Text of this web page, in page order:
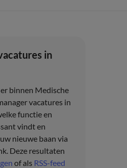
in
binnen Medische
vacatures in
functie en
vindt en
nieuwe baan via
Deze resultaten
of als RSS-feed